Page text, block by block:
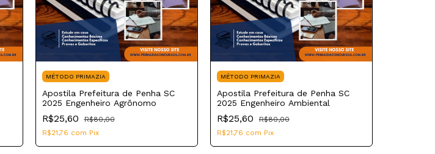
MÉTODO PRIMAZIA
Apostila Prefeitura de Penha SC
2025 Engenheiro Agrônomo
R$25,60
R$80,00
R$21,76 com Pix
MÉTODO PRIMAZIA
Apostila Prefeitura de Penha SC
2025 Engenheiro Ambiental
R$25,60
R$80,00
R$21,76 com Pix